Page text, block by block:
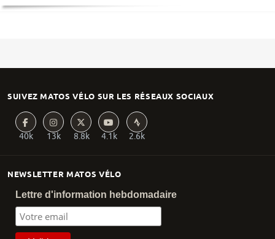
NEWSLETTER MATOS VÉLO
Lettre d'information hebdomadaire
SUIVEZ MATOS VÉLO SUR LES RÉSEAUX SOCIAUX
40k 13k 8.8k 4.1k 2.6k